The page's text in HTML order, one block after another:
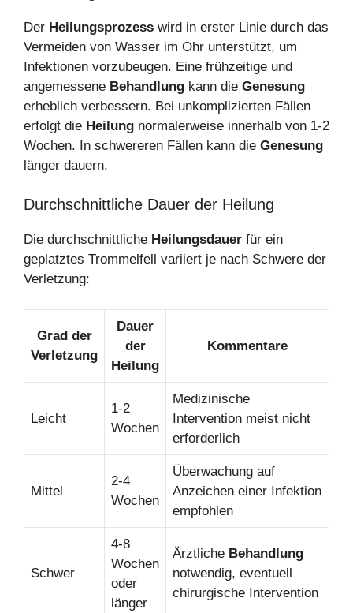
Der Heilungsprozess wird in erster Linie durch das
Vermeiden von Wasser im Ohr unterstützt, um
Infektionen vorzubeugen. Eine frühzeitige und
angemessene Behandlung kann die Genesung
erheblich verbessern. Bei unkomplizierten Fällen
erfolgt die Heilung normalerweise innerhalb von 1-2
Wochen. In schwereren Fällen kann die Genesung
länger dauern.
Durchschnittliche Dauer der Heilung
Die durchschnittliche Heilungsdauer für ein
geplatztes Trommelfell variiert je nach Schwere der
Verletzung:
Grad der
Verletzung
Dauer
der
Heilung
Kommentare
Leicht
1-2
Wochen
Medizinische
Intervention meist nicht
erforderlich
Mittel
2-4
Wochen
Überwachung auf
Anzeichen einer Infektion
empfohlen
Schwer
4-8
Wochen
oder
länger
Ärztliche Behandlung
notwendig, eventuell
chirurgische Intervention